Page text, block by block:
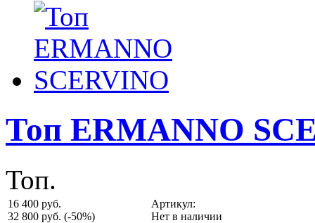
Топ ERMANNO
Топ.
16 400 руб.
32 800 руб. (-50%)
Артикул:
Нет в наличии